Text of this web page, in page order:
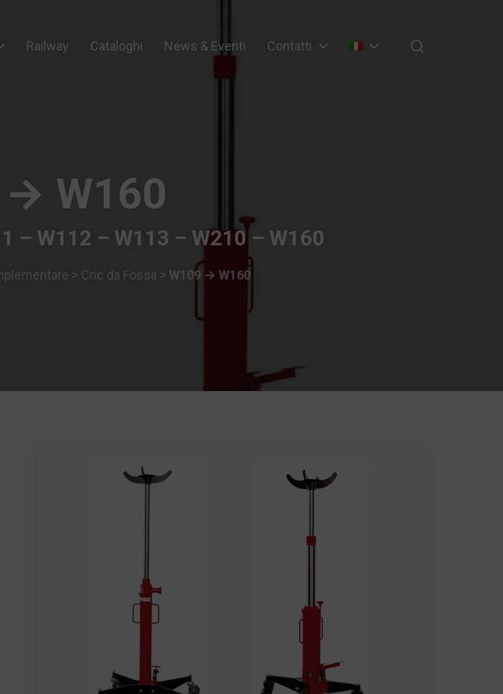
Railway Cataloghi News & Eventi Contatti
→ W160
– W112 – W113 – W210 – W160
> Cric da Fossa > W109 → W160